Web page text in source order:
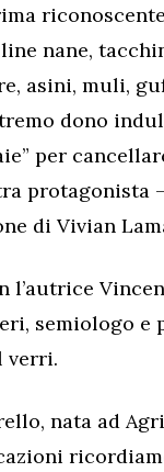
nane,
asini, muli,
dono
per
protagonista
di Vivian
l’autrice
semiologo e
verri.
nata ad